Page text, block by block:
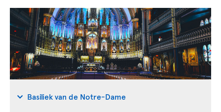
Basiliek van de Notre-Dame